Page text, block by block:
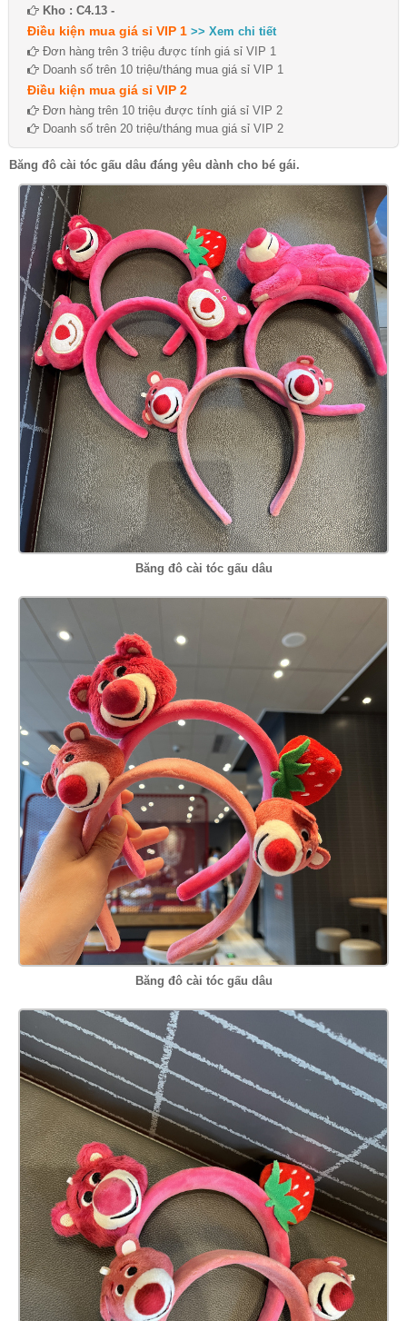
Kho : C4.13 -
Điều kiện mua giá sỉ VIP 1 >> Xem chi tiết
Đơn hàng trên 3 triệu được tính giá sỉ VIP 1
Doanh số trên 10 triệu/tháng mua giá sỉ VIP 1
Điều kiện mua giá sỉ VIP 2
Đơn hàng trên 10 triệu được tính giá sỉ VIP 2
Doanh số trên 20 triệu/tháng mua giá sỉ VIP 2
Băng đô cài tóc gấu dâu đáng yêu dành cho bé gái.
Băng đô cài tóc gấu dâu
Băng đô cài tóc gấu dâu